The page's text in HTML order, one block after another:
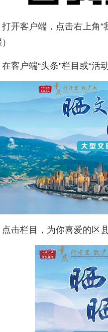
开客户端，点击右上角
客户端“头条”栏目或“活
击栏目，为你喜爱的区